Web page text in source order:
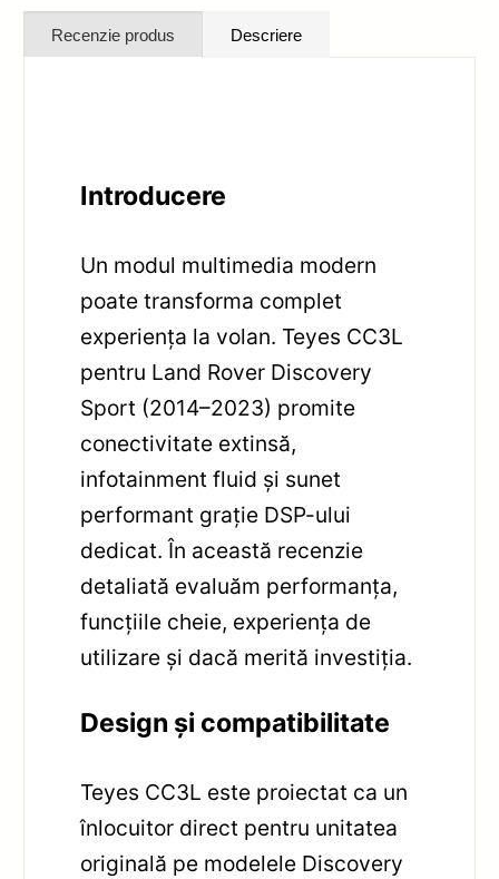
Recenzie produs Descriere
Introducere
Un modul multimedia modern
poate transforma complet
experiența la volan. Teyes CC3L
pentru Land Rover Discovery
Sport (2014–2023) promite
conectivitate extinsă,
infotainment fluid și sunet
performant grație DSP-ului
dedicat. În această recenzie
detaliată evaluăm performanța,
funcțiile cheie, experiența de
utilizare și dacă merită investiția.
Design și compatibilitate
Teyes CC3L este proiectat ca un
înlocuitor direct pentru unitatea
originală pe modelele Discovery